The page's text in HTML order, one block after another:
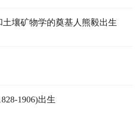
壤矿物学的奠基人熊毅出生
1906)出生